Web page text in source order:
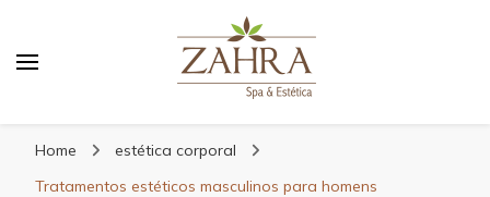
e relaxamento
Home
estética corporal
Tratamentos estéticos masculinos para homens